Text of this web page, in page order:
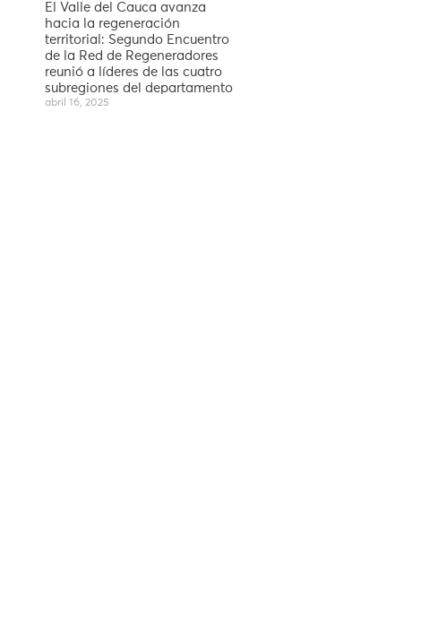
El Valle del Cauca avanza
hacia la regeneración
territorial: Segundo Encuentro
de la Red de Regeneradores
reunió a líderes de las cuatro
subregiones del departamento
abril 16, 2025